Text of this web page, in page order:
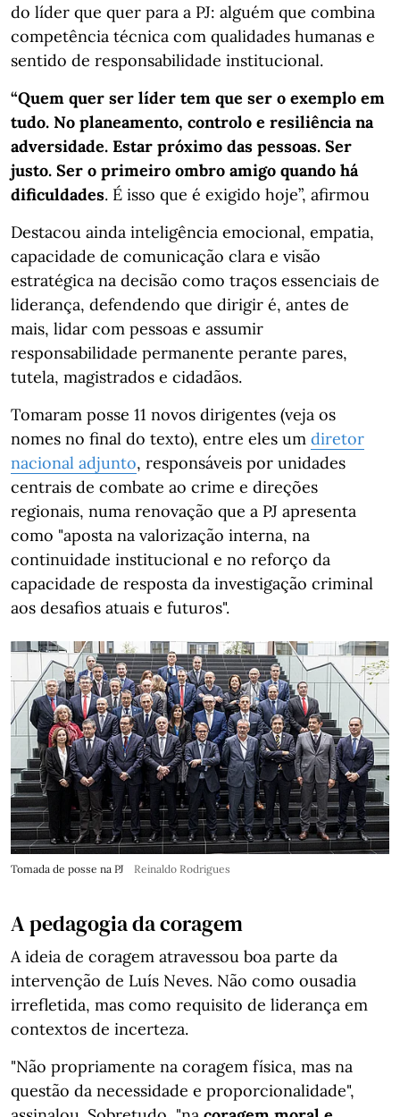
do líder que quer para a PJ: alguém que combina
competência técnica com qualidades humanas e
sentido de responsabilidade institucional.
“Quem quer ser líder tem que ser o exemplo em
tudo. No planeamento, controlo e resiliência na
adversidade. Estar próximo das pessoas. Ser
justo. Ser o primeiro ombro amigo quando há
dificuldades. É isso que é exigido hoje”, afirmou
Destacou ainda inteligência emocional, empatia,
capacidade de comunicação clara e visão
estratégica na decisão como traços essenciais de
liderança, defendendo que dirigir é, antes de
mais, lidar com pessoas e assumir
responsabilidade permanente perante pares,
tutela, magistrados e cidadãos.
Tomaram posse 11 novos dirigentes (veja os
nomes no final do texto), entre eles um diretor
nacional adjunto, responsáveis por unidades
centrais de combate ao crime e direções
regionais, numa renovação que a PJ apresenta
como "aposta na valorização interna, na
continuidade institucional e no reforço da
capacidade de resposta da investigação criminal
aos desafios atuais e futuros".
Tomada de posse na PJ Reinaldo Rodrigues
A pedagogia da coragem
A ideia de coragem atravessou boa parte da
intervenção de Luís Neves. Não como ousadia
irrefletida, mas como requisito de liderança em
contextos de incerteza.
"Não propriamente na coragem física, mas na
questão da necessidade e proporcionalidade",